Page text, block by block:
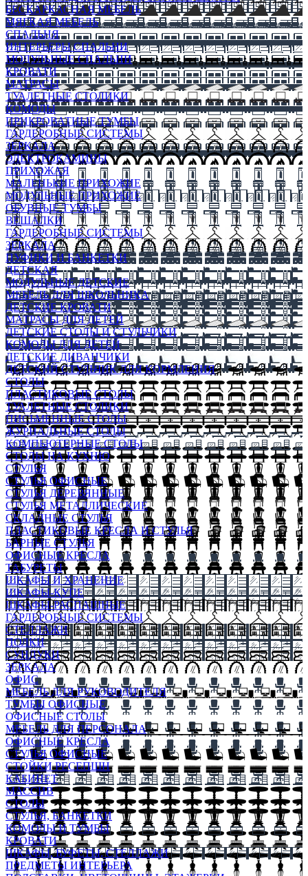
БЕСКАРКАСНАЯ МЕБЕЛЬ
МЯГКАЯ МЕБЕЛЬ
СПАЛЬНЯ
ИНТЕРЬЕРЫ СПАЛЬНИ
МОДУЛЬНЫЕ СПАЛЬНИ
КРОВАТИ
МАТРАСЫ
ТУАЛЕТНЫЕ СТОЛИКИ
КОМОДЫ
ПРИКРОВАТНЫЕ ТУМБЫ
ГАРДЕРОБНЫЕ СИСТЕМЫ
ЗЕРКАЛА
ЭЛЕКТРОКАМИНЫ
ПРИХОЖАЯ
МАЛЕНЬКИЕ ПРИХОЖИЕ
МОДУЛЬНЫЕ ПРИХОЖИЕ
ОБУВНЫЕ ТУМБЫ
ВЕШАЛКИ
ГАРДЕРОБНЫЕ СИСТЕМЫ
ЗЕРКАЛА
ПУФИКИ И БАНКЕТКИ
ДЕТСКАЯ
МОДУЛЬНЫЕ ДЕТСКИЕ
МЕБЕЛЬ ДЛЯ ШКОЛЬНИКА
ДЕТСКИЕ КРОВАТИ
МАТРАСЫ ДЛЯ ДЕТЕЙ
ДЕТСКИЕ СТОЛЫ И СТУЛЬЧИКИ
КОМОДЫ ДЛЯ ДЕТЕЙ
ДЕТСКИЕ ДИВАНЧИКИ
ДЕТСКИЙ СТУЛЬЧИК ДЛЯ КОРМЛЕНИЯ
СТОЛЫ
ПЛАСТИКОВЫЕ СТОЛЫ
ТУАЛЕТНЫЕ СТОЛИКИ
ПИСЬМЕННЫЕ СТОЛЫ
ЖУРНАЛЬНЫЕ СТОЛЫ
КОМПЬЮТЕРНЫЕ СТОЛЫ
СТОЛЫ НА КУХНЮ
СТУЛЬЯ
СТУЛЬЯ ОФИСНЫЕ
СТУЛЬЯ ДЕРЕВЯННЫЕ
СТУЛЬЯ МЕТАЛЛИЧЕСКИЕ
СКЛАДНЫЕ СТУЛЬЯ
ПЛАСТИКОВЫЕ КРЕСЛА И СТУЛЬЯ
БАРНЫЕ СТУЛЬЯ
ОФИСНЫЕ КРЕСЛА
ТАБУРЕТЫ
ШКАФЫ И ХРАНЕНИЕ
ШКАФЫ-КУПЕ
ШКАФЫ-РАСПАШНЫЕ
ГАРДЕРОБНЫЕ СИСТЕМЫ
СТЕЛЛАЖИ
ПОЛКИ
СУНДУКИ
ЗЕРКАЛА
ОФИС
МЕБЕЛЬ ДЛЯ РУКОВОДИТЕЛЯ
ТУМБЫ ОФИСНЫЕ
ОФИСНЫЕ СТОЛЫ
МЕБЕЛЬ ДЛЯ ПЕРСОНАЛА
ОФИСНЫЕ КРЕСЛА
СТУЛЬЯ ОФИСНЫЕ
СТОЙКИ РЕСЕПШН
КАБИНЕТ
МАССИВ
СТОЛЫ
СТУЛЬЯ, БАНКЕТКИ
КОМОДЫ И ТУМБЫ
КРОВАТИ
ШКАФЫ, БУФЕТЫ, СТЕЛЛАЖИ
ПРЕДМЕТЫ ИНТЕРЬЕРА